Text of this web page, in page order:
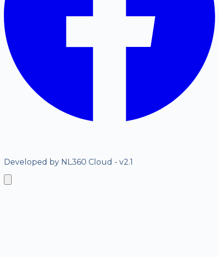
Developed by NL360 Cloud - v2.1